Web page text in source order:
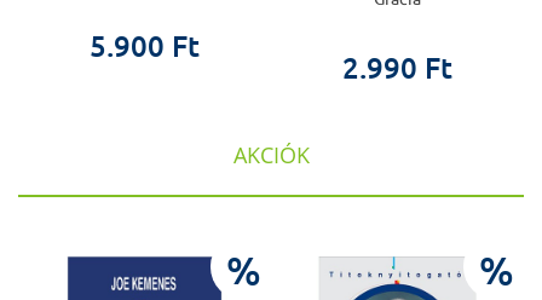
5.900 Ft
2.990 Ft
AKCIÓK
% %